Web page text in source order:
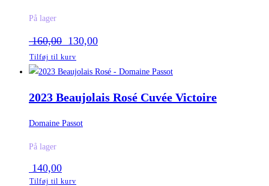
På lager
160,00 Den
oprindelige
pris
var:
130,00Den
aktuelle
er:
Tilføj til kurv
2023 Beaujolais Rosé Cuvée Victoire
Domaine Passot
På lager
140,00
Tilføj til kurv